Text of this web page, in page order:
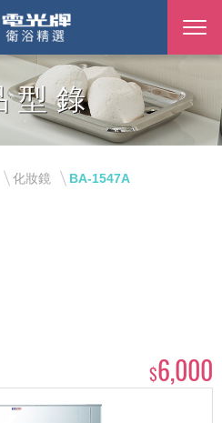
型錄
化妝鏡 BA-1547A
$6,000